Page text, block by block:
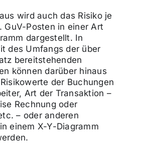
wird auch das Risiko je
GuV-Posten in einer Art
dargestellt. In
des Umfangs der über
bereitstehenden
können darüber hinaus
der Buchungen
Art der Transaktion –
Rechnung oder
– oder anderen
einem X-Y-Diagramm